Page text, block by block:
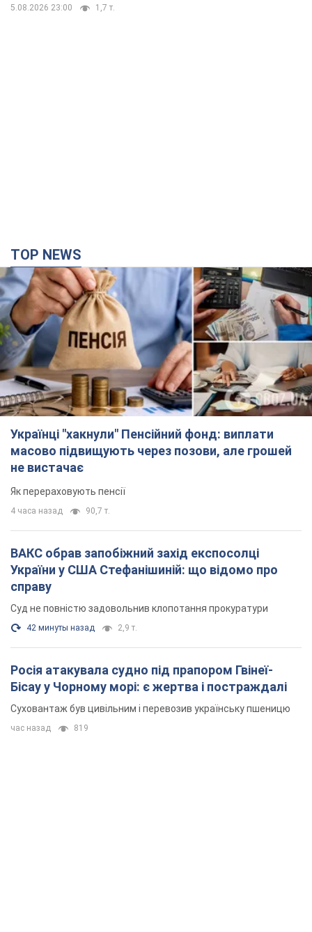
5.08.2026 23:00 1,7 т.
TOP NEWS
Українці "хакнули" Пенсійний фонд: виплати
масово підвищують через позови, але грошей
не вистачає
Як перераховують пенсії
4 часа назад 90,7 т.
ВАКС обрав запобіжний захід експосолці
України у США Стефанішиній: що відомо про
справу
Суд не повністю задовольнив клопотання прокуратури
42 минуты назад 2,9 т.
Росія атакувала судно під прапором Гвінеї-
Бісау у Чорному морі: є жертва і постраждалі
Суховантаж був цивільним і перевозив українську пшеницю
час назад 819